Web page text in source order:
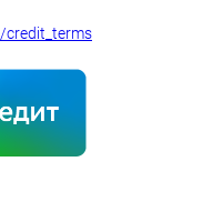
credit_terms